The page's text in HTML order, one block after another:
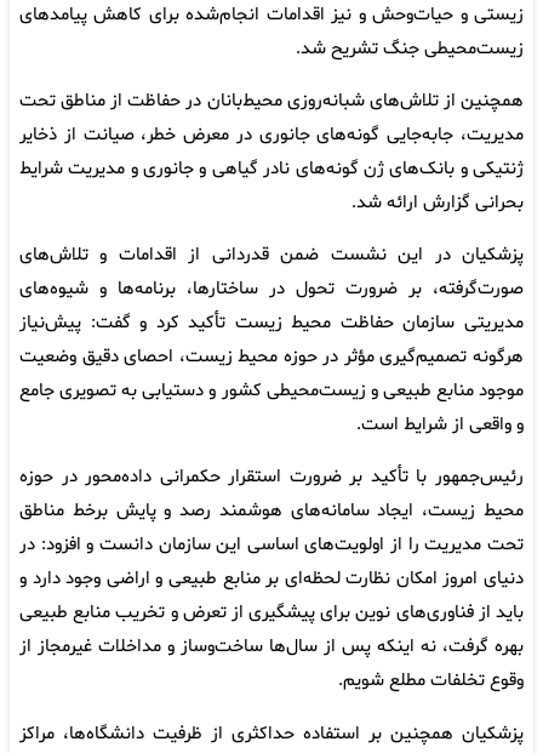
زیستی و حیات‌وحش و نیز اقدامات انجام‌شده برای کاهش پیامدهای
زیست‌محیطی جنگ تشریح شد.
همچنین از تلاش‌های شبانه‌روزی محیط‌بانان در حفاظت از مناطق تحت
مدیریت، جابه‌جایی گونه‌های جانوری در معرض خطر، صیانت از ذخایر
ژنتیکی و بانک‌های ژن گونه‌های نادر گیاهی و جانوری و مدیریت شرایط
بحرانی گزارش ارائه شد.
پزشکیان در این نشست ضمن قدردانی از اقدامات و تلاش‌های
صورت‌گرفته، بر ضرورت تحول در ساختارها، برنامه‌ها و شیوه‌های
مدیریتی سازمان حفاظت محیط زیست تأکید کرد و گفت: پیش‌نیاز
هرگونه تصمیم‌گیری مؤثر در حوزه محیط زیست، احصای دقیق وضعیت
موجود منابع طبیعی و زیست‌محیطی کشور و دستیابی به تصویری جامع
و واقعی از شرایط است.
رئیس‌جمهور با تأکید بر ضرورت استقرار حکمرانی داده‌محور در حوزه
محیط زیست، ایجاد سامانه‌های هوشمند رصد و پایش برخط مناطق
تحت مدیریت را از اولویت‌های اساسی این سازمان دانست و افزود: در
دنیای امروز امکان نظارت لحظه‌ای بر منابع طبیعی و اراضی وجود دارد و
باید از فناوری‌های نوین برای پیشگیری از تعرض و تخریب منابع طبیعی
بهره گرفت، نه اینکه پس از سال‌ها ساخت‌وساز و مداخلات غیرمجاز از
وقوع تخلفات مطلع شویم.
پزشکیان همچنین بر استفاده حداکثری از ظرفیت دانشگاه‌ها، مراکز